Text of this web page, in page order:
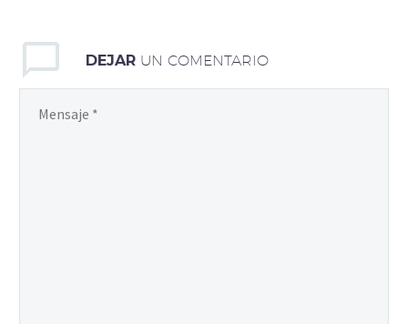
DEJAR UN COMENTARIO